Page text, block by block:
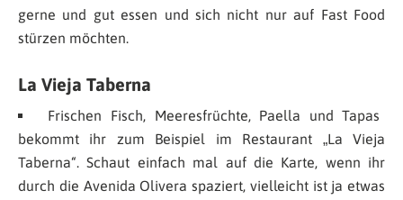
gerne und gut essen und sich nicht nur auf Fast Food
stürzen möchten.
La Vieja Taberna
Frischen Fisch, Meeresfrüchte, Paella und Tapas
bekommt ihr zum Beispiel im Restaurant „La Vieja
Taberna“. Schaut einfach mal auf die Karte, wenn ihr
durch die Avenida Olivera spaziert, vielleicht ist ja etwas